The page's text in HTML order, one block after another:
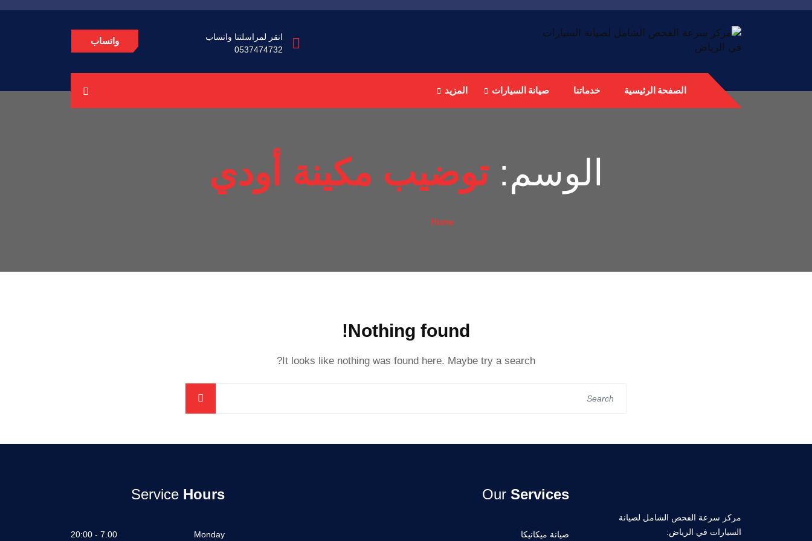
انقر لمراسلتنا واتساب
0537474732
واتساب
الصفحة الرئيسية خدماتنا صيانة السيارات المزيد
الوسم:توضيب مكينة أودي
Home
Nothing found!
It looks like nothing was found here. Maybe try a search?
مركز سرعة الفحص الشامل لصيانة
السيارات في الرياض:
Our Services
صيانة ميكانيكا
Service Hours
Monday
7.00 - 20:00